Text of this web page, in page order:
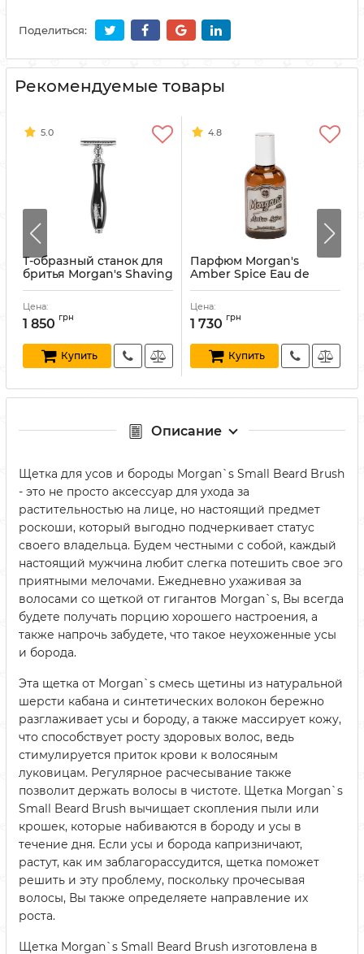
Поделиться:
Рекомендуемые товары
5.0
Т-образный станок для
бритья Morgan's Shaving
Razor
Артикул:
Цена:
1 850 грн
Купить
4.8
Парфюм Morgan's
Amber Spice Eau de
Parfum 50 мл
Артикул:
Цена:
1 730 грн
Купить
Описание
Щетка для усов и бороды Morgan`s Small Beard Brush
- это не просто аксессуар для ухода за
растительностью на лице, но настоящий предмет
роскоши, который выгодно подчеркивает статус
своего владельца. Будем честными с собой, каждый
настоящий мужчина любит слегка потешить свое эго
приятными мелочами. Ежедневно ухаживая за
волосами со щеткой от гигантов Morgan`s, Вы всегда
будете получать порцию хорошего настроения, а
также напрочь забудете, что такое неухоженные усы
и борода.
Эта щетка от Morgan`s смесь щетины из натуральной
шерсти кабана и синтетических волокон бережно
разглаживает усы и бороду, а также массирует кожу,
что способствует росту здоровых волос, ведь
стимулируется приток крови к волосяным
луковицам. Регулярное расчесывание также
позволит держать волосы в чистоте. Щетка Morgan`s
Small Beard Brush вычищает скопления пыли или
крошек, которые набиваются в бороду и усы в
течение дня. Если усы и борода капризничают,
растут, как им заблагорассудится, щетка поможет
решить и эту проблему, поскольку прочесывая
волосы, Вы также определяете направление их
роста.
Щетка Morgan`s Small Beard Brush изготовлена в